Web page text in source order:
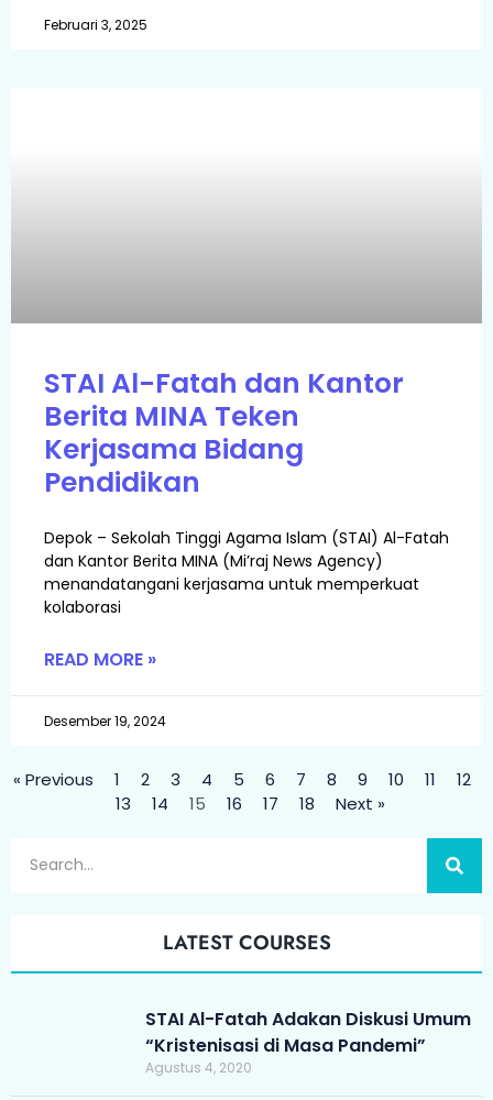
Februari 3, 2025
STAI Al-Fatah dan Kantor
Berita MINA Teken
Kerjasama Bidang
Pendidikan
Depok – Sekolah Tinggi Agama Islam (STAI) Al-Fatah
dan Kantor Berita MINA (Mi’raj News Agency)
menandatangani kerjasama untuk memperkuat
kolaborasi
READ MORE »
Desember 19, 2024
« Previous 1 2 3 4 5 6 7 8 9 10 11
12
13
14 15 16 17 18 Next »
LATEST COURSES
STAI Al-Fatah Adakan Diskusi Umum
“Kristenisasi di Masa Pandemi”
Agustus 4, 2020